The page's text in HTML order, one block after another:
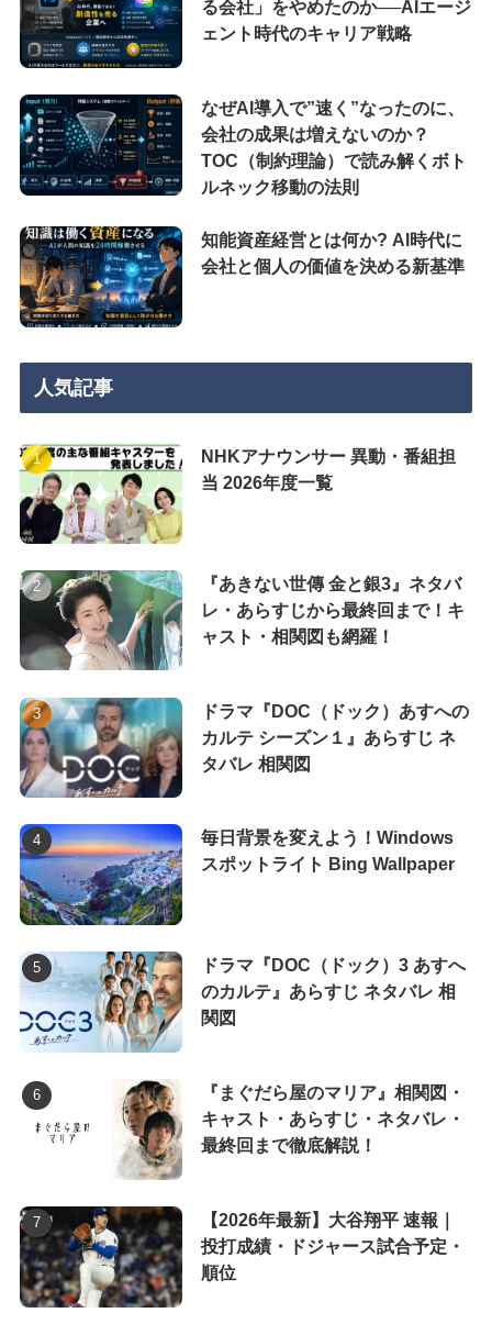
る会社」をやめたのか──AIエージ
ェント時代のキャリア戦略
なぜAI導入で”速く”なったのに、
会社の成果は増えないのか？
TOC（制約理論）で読み解くボト
ルネック移動の法則
知能資産経営とは何か? AI時代に
会社と個人の価値を決める新基準
人気記事
NHKアナウンサー 異動・番組担
当 2026年度一覧
『あきない世傳 金と銀3』ネタバ
レ・あらすじから最終回まで！キ
ャスト・相関図も網羅！
ドラマ『DOC（ドック）あすへの
カルテ シーズン１』あらすじ ネ
タバレ 相関図
毎日背景を変えよう！Windows
スポットライト Bing Wallpaper
ドラマ『DOC（ドック）3 あすへ
のカルテ』あらすじ ネタバレ 相
関図
『まぐだら屋のマリア』相関図・
キャスト・あらすじ・ネタバレ・
最終回まで徹底解説！
【2026年最新】大谷翔平 速報｜
投打成績・ドジャース試合予定・
順位